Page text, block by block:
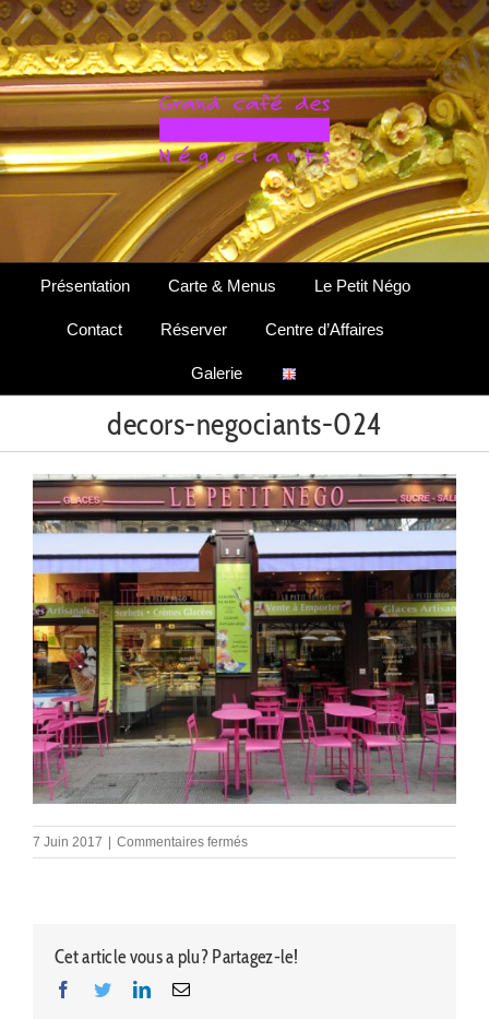
Passer
au
contenu
Présentation Carte & Menus Le Petit Négo
Contact Réserver Centre d’Affaires
Galerie
decors-negociants-024
7 Juin 2017 | Commentaires ferméssur
decors-
Cet article vous a plu? Partagez-le!
Facebook
TwitterLinkedInEmail